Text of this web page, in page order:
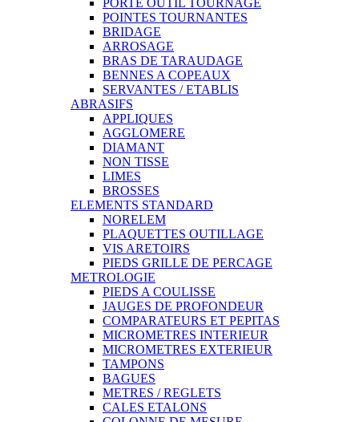
PORTE OUTIL TOURNAGE
POINTES TOURNANTES
BRIDAGE
ARROSAGE
BRAS DE TARAUDAGE
BENNES A COPEAUX
SERVANTES / ETABLIS
ABRASIFS
APPLIQUES
AGGLOMERE
DIAMANT
NON TISSE
LIMES
BROSSES
ELEMENTS STANDARD
NORELEM
PLAQUETTES OUTILLAGE
VIS ARETOIRS
PIEDS GRILLE DE PERCAGE
METROLOGIE
PIEDS A COULISSE
JAUGES DE PROFONDEUR
COMPARATEURS ET PEPITAS
MICROMETRES INTERIEUR
MICROMETRES EXTERIEUR
TAMPONS
BAGUES
METRES / REGLETS
CALES ETALONS